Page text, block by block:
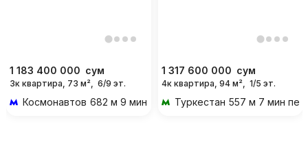
1 183 400 000 сум
3к квартира, 73 м², 6/9 эт.
Космонавтов 682 м 9 мин пешком
1 317 600 000 сум
4к квартира, 94 м², 1/5 эт.
Туркестан 557 м 7 мин